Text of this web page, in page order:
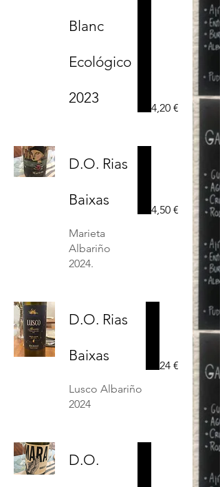
Blanc
Ecológico
2023
4,20 €
D.O. Rias
Baixas
Marieta
Albariño
4,50 €
D.O. Rias
Baixas
Lusco Albariño
2024
24 €
D.O.